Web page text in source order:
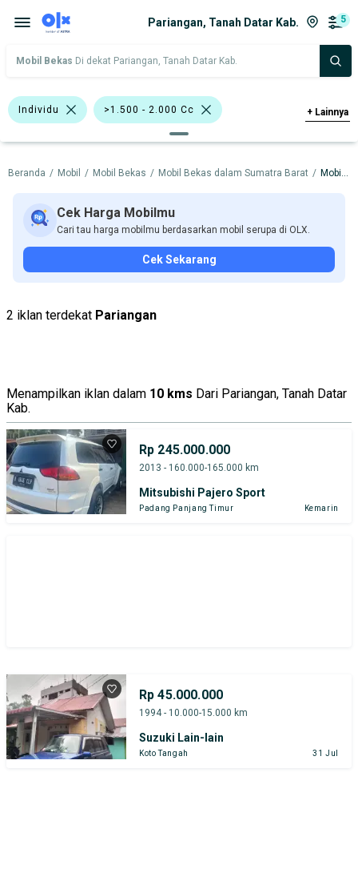
Pariangan, Tanah Datar Kab. 5
Mobil Bekas Di dekat Pariangan, Tanah Datar Kab.
Individu >1.500 - 2.000 Cc
>2.000 - 3.000 Cc Biru Putih
Honda Civic Toyota Kijang Super
BMW Datsun Honda
Harga Merek Dan Model
+ Lainnya
Beranda / Mobil / Mobil Bekas / Mobil Bekas dalam Sumatra Barat / Mobil Bekas dalam Tanah Datar Kab.
Cek Harga Mobilmu
Cari tau harga mobilmu berdasarkan mobil serupa di OLX.
Cek Sekarang
2 iklan terdekat Pariangan
Menampilkan iklan dalam 10 kms Dari Pariangan, Tanah Datar
Kab.
Rp 245.000.000
2013 - 160.000-165.000 km
Mitsubishi Pajero Sport
Padang Panjang Timur Kemarin
Rp 45.000.000
1994 - 10.000-15.000 km
Suzuki Lain-lain
Koto Tangah 31 Jul